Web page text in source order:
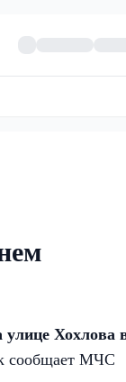
Хохлова
сообщает МЧС